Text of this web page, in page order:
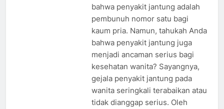
bahwa penyakit jantung adalah
pembunuh nomor satu bagi
kaum pria. Namun, tahukah Anda
bahwa penyakit jantung juga
menjadi ancaman serius bagi
kesehatan wanita? Sayangnya,
gejala penyakit jantung pada
wanita seringkali terabaikan atau
tidak dianggap serius. Oleh